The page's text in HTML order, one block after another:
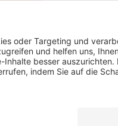
Folgen Sie uns: